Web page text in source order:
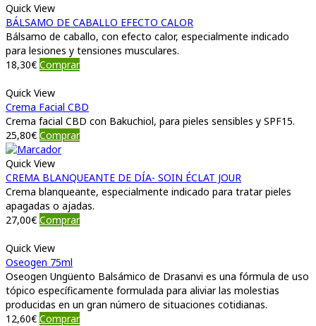
Quick View
BÁLSAMO DE CABALLO EFECTO CALOR
Bálsamo de caballo, con efecto calor, especialmente indicado
para lesiones y tensiones musculares.
18,30€ Comprar
Quick View
Crema Facial CBD
Crema facial CBD con Bakuchiol, para pieles sensibles y SPF15.
25,80€ Comprar
Quick View
CREMA BLANQUEANTE DE DÍA- SOIN ÉCLAT JOUR
Crema blanqueante, especialmente indicado para tratar pieles
apagadas o ajadas.
27,00€ Comprar
Quick View
Oseogen 75ml
Oseogen Ungüento Balsámico de Drasanvi es una fórmula de uso
tópico específicamente formulada para aliviar las molestias
producidas en un gran número de situaciones cotidianas.
12,60€ Comprar